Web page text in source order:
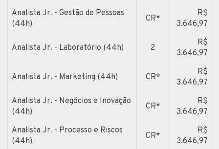
Analista Jr. - Gestão de Pessoas
(44h)
CR*
R$
3.646,97
Analista Jr. - Laboratório (44h) 2
R$
3.646,97
Analista Jr. - Marketing (44h) CR*
R$
3.646,97
Analista Jr. - Negócios e Inovação
(44h)
CR*
R$
3.646,97
Analista Jr. - Processo e Riscos
(44h)
CR*
R$
3.646,97